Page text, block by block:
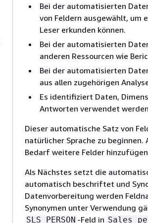
Bei der automatisierten
von Feldern ausgewählt, um
Leser erkunden können.
Bei der automatisierten
anderen Ressourcen wie
Bei der automatisierten
aus allen zugehörigen
Es identifiziert Daten,
Antworten verwendet
Dieser automatische Satz von
natürlicher Sprache zu
Bedarf weitere Felder
Als Nächstes setzt die
automatisch beschriftet und
Datenvorbereitung werden
Synonymen unter Verwendung
SLS_PERSON -Feld in Sales